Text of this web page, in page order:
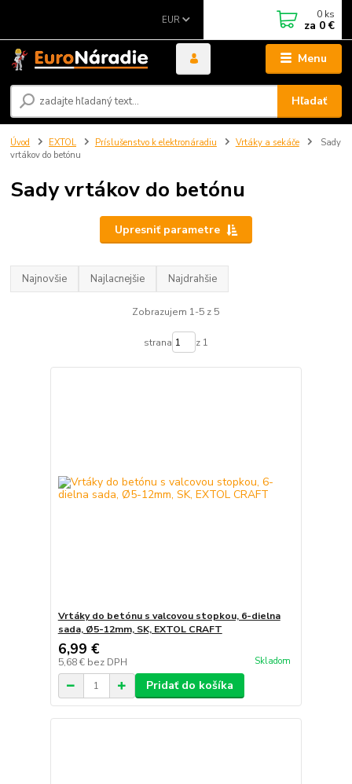
Menu
EUR
Hľadať
0 ks
za 0 €
Úvod EXTOL Príslušenstvo k elektronáradiu Vrtáky a sekáče
Sady
vrtákov do betónu
Sady vrtákov do betónu
Upresniť parametre
Najnovšie Najlacnejšie Najdrahšie
Zobrazujem 1-5 z 5
strana z 1
Vrtáky do betónu s valcovou stopkou, 6-dielna
sada, Ø5-12mm, SK, EXTOL CRAFT
6,99 €
5,68 € bez DPH Skladom
Pridať do košíka